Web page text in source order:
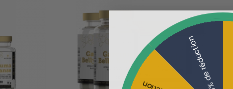
15% de réduction